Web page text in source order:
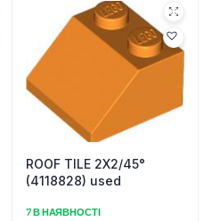
ROOF TILE 2X2/45°
(4118828) used
7 В НАЯВНОСТІ